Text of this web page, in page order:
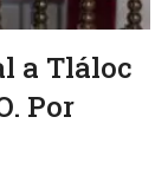
a Tláloc
Por